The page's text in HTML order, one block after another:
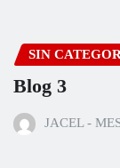
SIN
Blog 3
JACEL -